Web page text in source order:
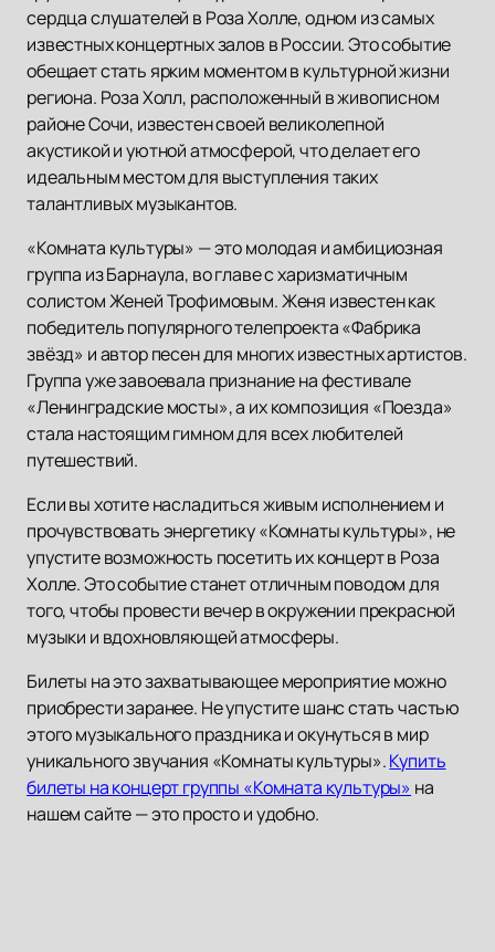
сердца слушателей в Роза Холле, одном из самых
известных концертных залов в России. Это событие
обещает стать ярким моментом в культурной жизни
региона. Роза Холл, расположенный в живописном
районе Сочи, известен своей великолепной
акустикой и уютной атмосферой, что делает его
идеальным местом для выступления таких
талантливых музыкантов.
«Комната культуры» — это молодая и амбициозная
группа из Барнаула, во главе с харизматичным
солистом Женей Трофимовым. Женя известен как
победитель популярного телепроекта «Фабрика
звёзд» и автор песен для многих известных артистов.
Группа уже завоевала признание на фестивале
«Ленинградские мосты», а их композиция «Поезда»
стала настоящим гимном для всех любителей
путешествий.
Если вы хотите насладиться живым исполнением и
прочувствовать энергетику «Комнаты культуры», не
упустите возможность посетить их концерт в Роза
Холле. Это событие станет отличным поводом для
того, чтобы провести вечер в окружении прекрасной
музыки и вдохновляющей атмосферы.
Билеты на это захватывающее мероприятие можно
приобрести заранее. Не упустите шанс стать частью
этого музыкального праздника и окунуться в мир
уникального звучания «Комнаты культуры».Купить
билеты на концерт группы «Комната культуры» на
нашем сайте — это просто и удобно.